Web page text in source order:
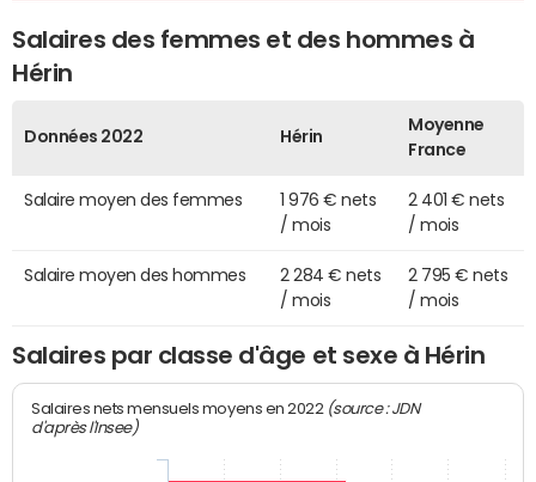
Salaires des femmes et des hommes à
Hérin
Données 2022 Hérin
Moyenne
France
Salaire moyen des femmes
1 976 € nets
/ mois
2 401 € nets
/ mois
Salaire moyen des hommes
2 284 € nets
/ mois
2 795 € nets
/ mois
Salaires par classe d'âge et sexe à Hérin
Salaires nets mensuels moyens en 2022 (source : JDN
d'après l'Insee)